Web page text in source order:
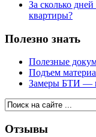
За сколько
квартиры?
Полезно знать
Полезные
Подъем
Замеры БТИ —
Отзывы